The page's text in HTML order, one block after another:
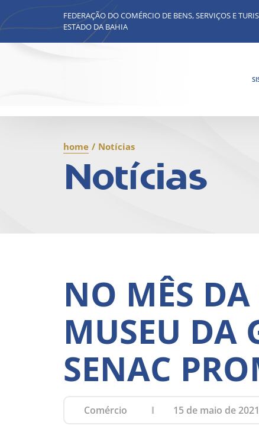
FEDERAÇÃO DO COMÉRCIO DE BENS, SERVIÇOS E
ESTADO DA BAHIA
home / Notícias
Notícias
NO MÊS
MUSEU DA
SENAC
Comércio 15 de maio de 2021